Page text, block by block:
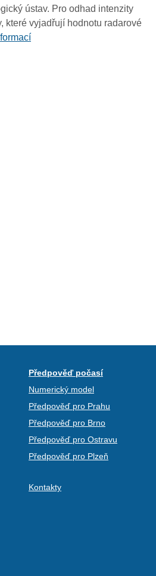
ústav. Pro odhad intenzity
které vyjadřují hodnotu radarové
Předpověď počasí
Numerický model
Předpověď pro Prahu
Předpověď pro Brno
Předpověď pro Ostravu
Předpověď pro Plzeň
Kontakty